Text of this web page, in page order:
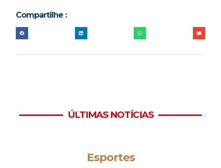
Compartilhe :
ÚLTIMAS NOTÍCIAS
Esportes